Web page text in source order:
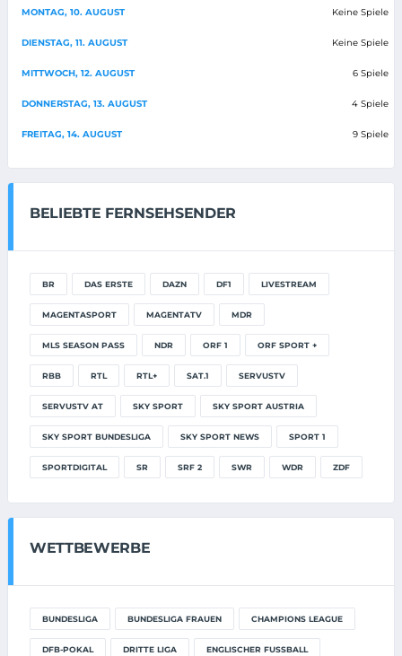
MONTAG, 10. AUGUST Keine Spiele
DIENSTAG, 11. AUGUST Keine Spiele
MITTWOCH, 12. AUGUST 6 Spiele
DONNERSTAG, 13. AUGUST 4 Spiele
FREITAG, 14. AUGUST 9 Spiele
BELIEBTE FERNSEHSENDER
BR DAS ERSTE DAZN DF1 LIVESTREAM
MAGENTASPORT MAGENTATV MDR
MLS SEASON PASS NDR ORF 1 ORF SPORT +
RBB RTL RTL+ SAT.1 SERVUSTV
SERVUSTV AT SKY SPORT SKY SPORT AUSTRIA
SKY SPORT BUNDESLIGA SKY SPORT NEWS SPORT 1
SPORTDIGITAL SR SRF 2 SWR WDR ZDF
WETTBEWERBE
BUNDESLIGA BUNDESLIGA FRAUEN CHAMPIONS LEAGUE
DFB-POKAL DRITTE LIGA ENGLISCHER FUSSBALL